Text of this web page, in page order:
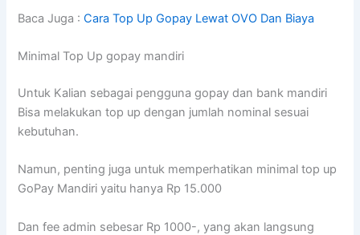
Baca Juga :Cara Top Up Gopay Lewat OVO Dan Biaya
Minimal Top Up gopay mandiri
Untuk Kalian sebagai pengguna gopay dan bank mandiri
Bisa melakukan top up dengan jumlah nominal sesuai
kebutuhan.
Namun, penting juga untuk memperhatikan minimal top up
GoPay Mandiri yaitu hanya Rp 15.000
Dan fee admin sebesar Rp 1000-, yang akan langsung